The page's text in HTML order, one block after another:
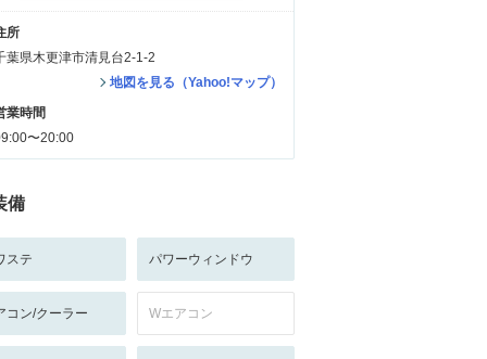
所
葉県木更津市清見台2-1-2
地図を見る（Yahoo!マップ）
業時間
〜20:00
備
ステ パワーウィンドウ
コン/クーラー Wエアコン